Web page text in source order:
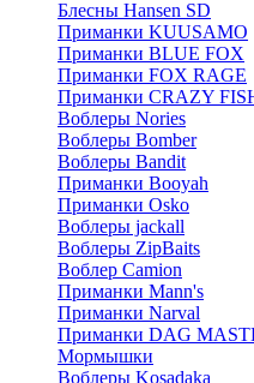
Блесны Hansen SD
Приманки KUUSAMO
Приманки BLUE FOX
Приманки FOX RAGE
Приманки CRAZY
Воблеры Nories
Воблеры Bomber
Воблеры Bandit
Приманки Booyah
Приманки Osko
Воблеры jackall
Воблеры ZipBaits
Воблер Camion
Приманки Mann's
Приманки Narval
Приманки DAG
Мормышки
Воблеры Kosadaka